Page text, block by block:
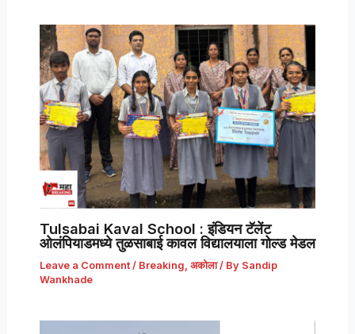
Tulsabai Kaval School : इंडियन टॅलेंट
ओलंपियाडमध्ये तुळसाबाई कावल विद्यालयाला गोल्ड मेडल
Leave a Comment / Breaking, अकोला/ By Sandip
Wankhade